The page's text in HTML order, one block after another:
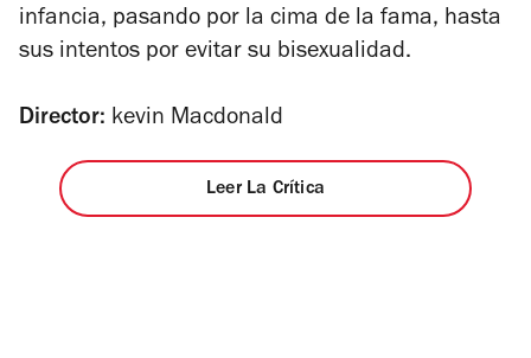
infancia, pasando por la cima de la fama, hasta
sus intentos por evitar su bisexualidad.
Director: kevin Macdonald
Leer La Crítica